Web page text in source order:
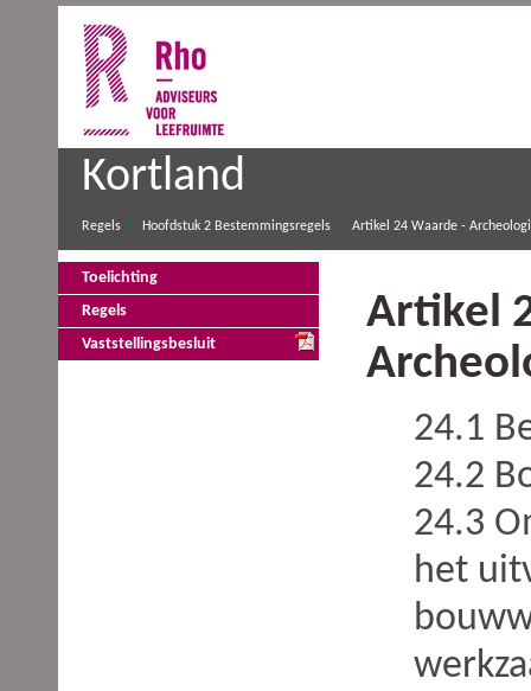
Kortland
Regels Hoofdstuk 2 Bestemmingsregels Artikel 24 Waarde -
Toelichting
Regels
Vaststellingsbesluit
Artikel
24.1
24.2
24.3
het